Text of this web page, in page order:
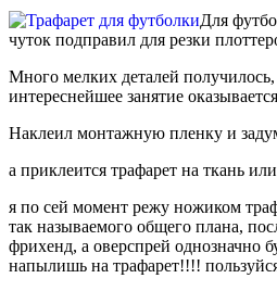
Для
чуток подправил для резки
Много мелких деталей
интереснейшее занятие
Наклеил монтажную пленку и
а приклеится трафарет на ткань
я по сей момент режу ножиком
так называемого общего плана,
фрихенд, а оверспрей однозначно
напылишь на трафарет!!!!